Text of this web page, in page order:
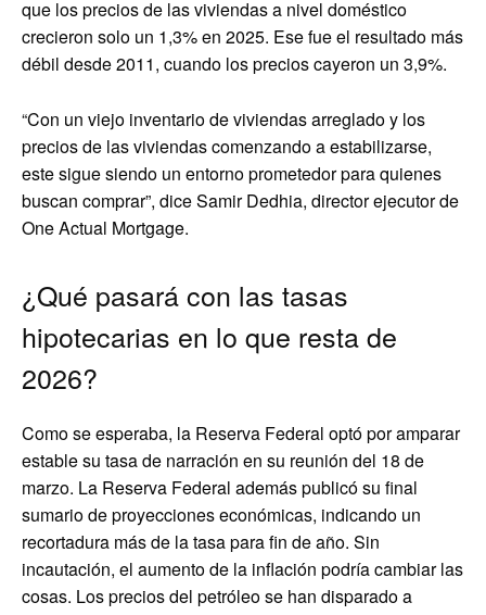
que los precios de las viviendas a nivel doméstico
crecieron solo un 1,3% en 2025. Ese fue el resultado más
débil desde 2011, cuando los precios cayeron un 3,9%.
“Con un viejo inventario de viviendas arreglado y los
precios de las viviendas comenzando a estabilizarse,
este sigue siendo un entorno prometedor para quienes
buscan comprar”, dice Samir Dedhia, director ejecutor de
One Actual Mortgage.
¿Qué pasará con las tasas
hipotecarias en lo que resta de
2026?
Como se esperaba, la Reserva Federal optó por amparar
estable su tasa de narración en su reunión del 18 de
marzo. La Reserva Federal además publicó su final
sumario de proyecciones económicas, indicando un
recortadura más de la tasa para fin de año. Sin
incautación, el aumento de la inflación podría cambiar las
cosas. Los precios del petróleo se han disparado a